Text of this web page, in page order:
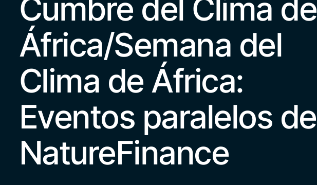
Cumbre del Clima de
África/Semana del
Clima de África:
Eventos paralelos de
NatureFinance